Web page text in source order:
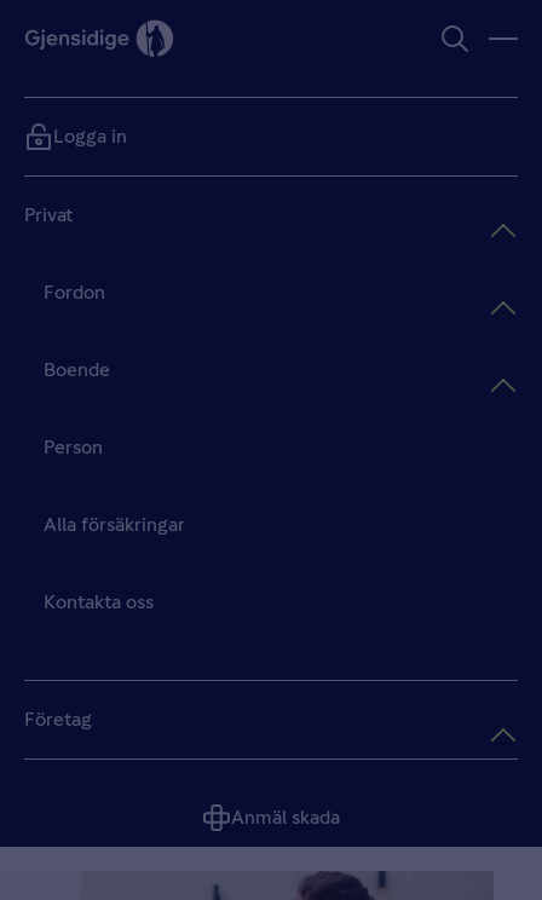
Privat
Fordon
Boende
Person
Alla försäkringar
Kontakta oss
Företag
Anmäl skada
Logga in